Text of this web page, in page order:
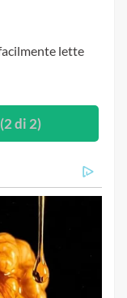
lette
(2 di 2)